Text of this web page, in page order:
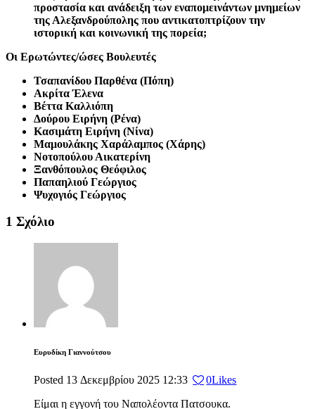
προστασία και ανάδειξη των εναπομεινάντων μνημείων
της Αλεξανδρούπολης που αντικατοπτρίζουν την
ιστορική και κοινωνική της πορεία;
Οι Ερωτώντες/ώσες Βουλευτές
Τσαπανίδου Παρθένα (Πόπη)
Ακρίτα Έλενα
Βέττα Καλλιόπη
Δούρου Ειρήνη (Ρένα)
Κασιμάτη Ειρήνη (Νίνα)
Μαμουλάκης Χαράλαμπος (Χάρης)
Νοτοπούλου Αικατερίνη
Ξανθόπουλος Θεόφιλος
Παπαηλιού Γεώργιος
Ψυχογιός Γεώργιος
1 Σχόλιο
Ευρυδίκη Γιαννούτσου
Posted 13 Δεκεμβρίου 2025 12:33 0Likes
Είμαι η εγγονή του Ναπολέοντα Πατσουκα.